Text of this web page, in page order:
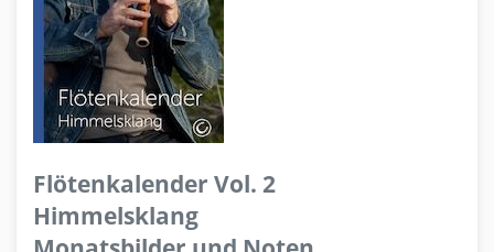
Flötenkalender Vol. 2
Himmelsklang